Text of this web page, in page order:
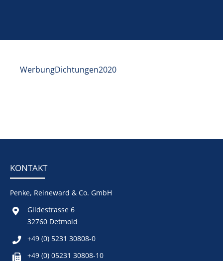
WerbungDichtungen2020
KONTAKT
Penke, Reineward & Co. GmbH
Gildestrasse 6
32760 Detmold
+49 (0) 5231 30808-0
+49 (0) 05231 30808-10